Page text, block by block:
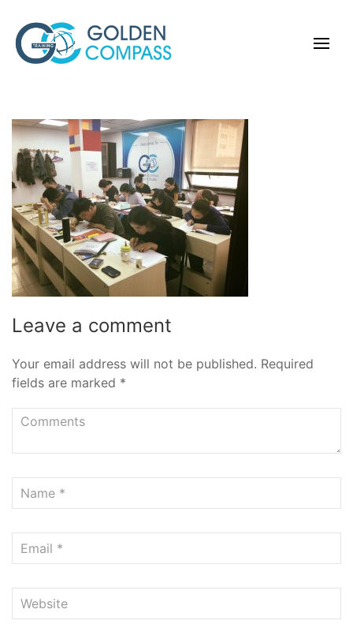
Leave a comment
Your email address will not be published. Required
fields are marked *